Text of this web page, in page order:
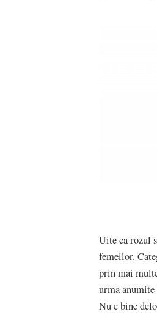
Uite ca rozul
femeilor.
prin mai
urma
Nu e bine